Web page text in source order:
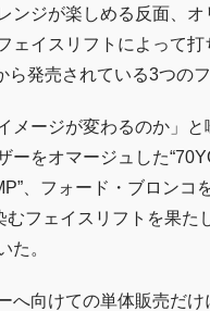
ンジが楽しめる反面、
ェイスリフトによって
発売されている3つのフ
メージが変わるのか」
をオマージュした
、フォード・ブロンコ
フェイスリフトを果た
た。
へ向けての単体販売だ